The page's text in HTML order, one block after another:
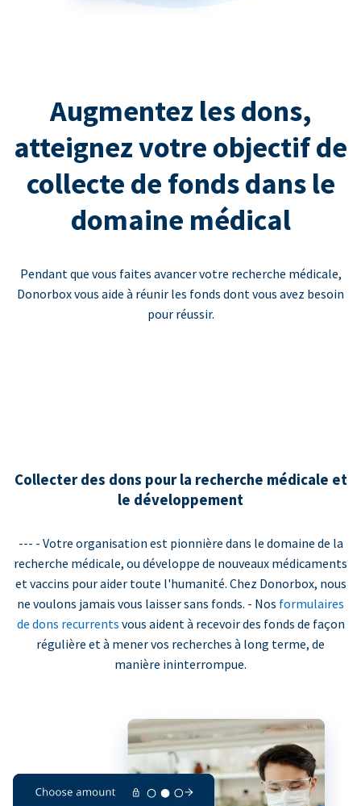
Augmentez les dons,
atteignez votre objectif de
collecte de fonds dans le
domaine médical
Pendant que vous faites avancer votre recherche médicale,
Donorbox vous aide à réunir les fonds dont vous avez besoin
pour réussir.
Collecter des dons pour la recherche médicale et
le développement
--- - Votre organisation est pionnière dans le domaine de la
recherche médicale, ou développe de nouveaux médicaments
et vaccins pour aider toute l'humanité. Chez Donorbox, nous
ne voulons jamais vous laisser sans fonds. - Nos formulaires
de dons recurrents vous aident à recevoir des fonds de façon
régulière et à mener vos recherches à long terme, de
manière ininterrompue.